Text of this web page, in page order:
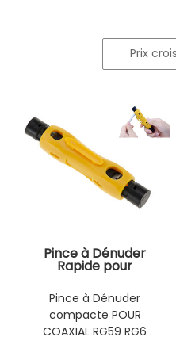
Pince à Dénuder
Rapide pour
câblage coaxial.
Compatible Coax
RG59 75-4 RG6 75-
5 RG7 RG11 75-7
Pince à Dénuder
compacte POUR
COAXIAL RG59 RG6